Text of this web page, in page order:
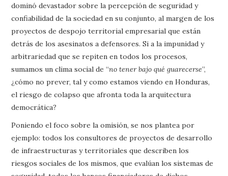
dominó devastador sobre la percepción de seguridad y
confiabilidad de la sociedad en su conjunto, al margen de los
proyectos de despojo territorial empresarial que están
detrás de los asesinatos a defensores. Si a la impunidad y
arbitrariedad que se repiten en todos los procesos,
sumamos un clima social de “no tener bajo qué guarecerse”,
¿cómo no prever, tal y como estamos viendo en Honduras,
el riesgo de colapso que afronta toda la arquitectura
democrática?
Poniendo el foco sobre la omisión, se nos plantea por
ejemplo: todos los consultores de proyectos de desarrollo
de infraestructuras y territoriales que describen los
riesgos sociales de los mismos, que evalúan los sistemas de